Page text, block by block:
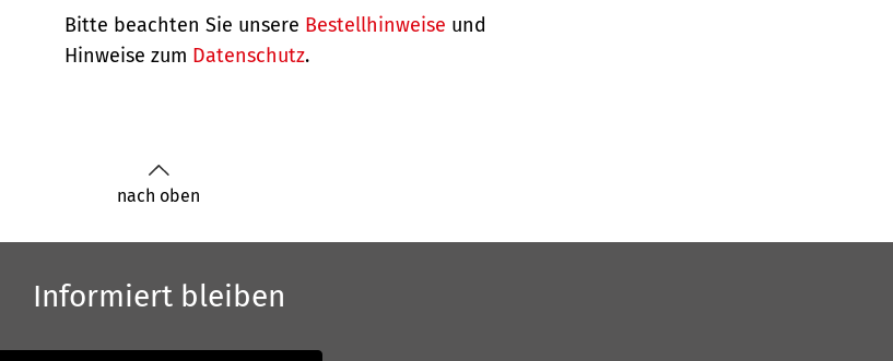
Bitte beachten Sie unsere Bestellhinweise und
Hinweise zum Datenschutz.
nach oben
Informiert bleiben